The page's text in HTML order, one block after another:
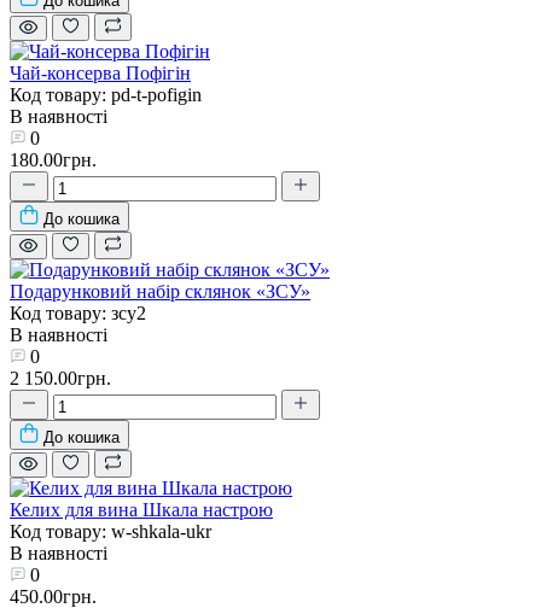
Чай-консерва Пофігін
Код товару: pd-t-pofigin
В наявності
0
180.00грн.
До кошика
Подарунковий набір склянок «ЗСУ»
Код товару: зсу2
В наявності
0
2 150.00грн.
До кошика
Келих для вина Шкала настрою
Код товару: w-shkala-ukr
В наявності
0
450.00грн.